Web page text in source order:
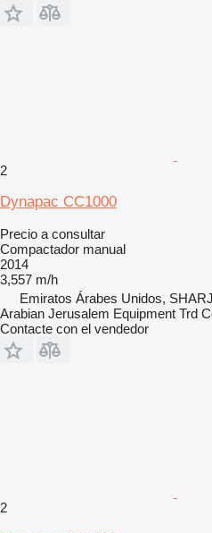
2
Dynapac CC1000
Precio a consultar
Compactador manual
2014
3,557 m/h
Emiratos Árabes Unidos,
Arabian Jerusalem Equipment Trd
Contacte con el vendedor
2